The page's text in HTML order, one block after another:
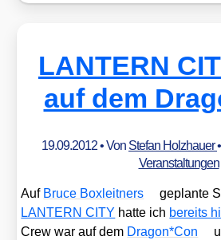
LANTERN
auf dem
19.09.2012• Von Stefan Holzhauer•
Veranstaltungen
Auf Bruce Box­leit­ners
geplan­te
LANTERN CITY hat­te ich bereits
Crew war auf dem Dragon*Con